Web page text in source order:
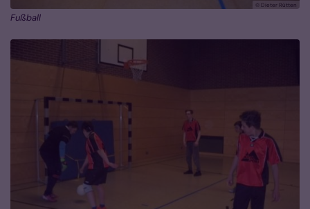
© Dieter Rütten
Fußball